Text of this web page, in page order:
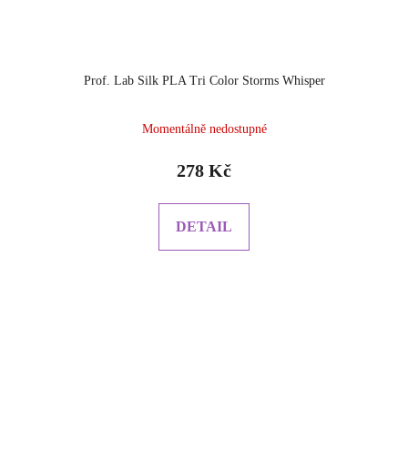
Prof. Lab Silk PLA Tri Color Storms Whisper
Momentálně nedostupné
278 Kč
DETAIL